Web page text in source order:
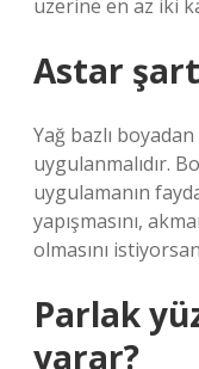
üzerine en az iki
Astar şart
Yağ bazlı
uygulanmalıdır.
uygulamanın
yapışmasını,
olmasını
Parlak
yarar?